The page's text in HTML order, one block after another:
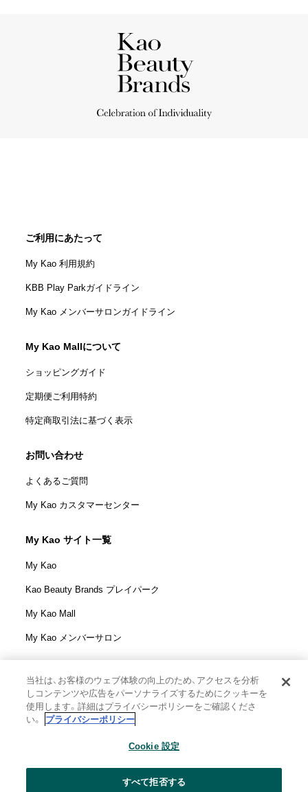
ご利用にあたって
My Kao 利用規約
KBB Play Parkガイドライン
My Kao メンバーサロンガイドライン
My Kao Mallについて
ショッピングガイド
定期便ご利用特約
特定商取引法に基づく表示
お問い合わせ
よくあるご質問
My Kao カスタマーセンター
My Kao サイト一覧
My Kao
Kao Beauty Brands プレイパーク
My Kao Mall
My Kao メンバーサロン
花王株式会社
ウェブサイト利用規定
当社は、お客様のウェブ体験の向上のため、アクセスを分析
しコンテンツや広告をパーソナライズするためにクッキーを
使用します。詳細はプライバシーポリシーをご確認くださ
い。
プライバシーポリシー
Cookie 設定
すべて拒否する